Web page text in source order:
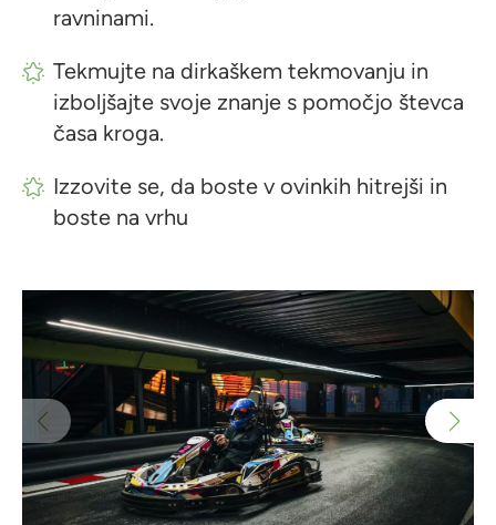
ravninami.
Tekmujte na dirkaškem tekmovanju in
izboljšajte svoje znanje s pomočjo števca
časa kroga.
Izzovite se, da boste v ovinkih hitrejši in
boste na vrhu